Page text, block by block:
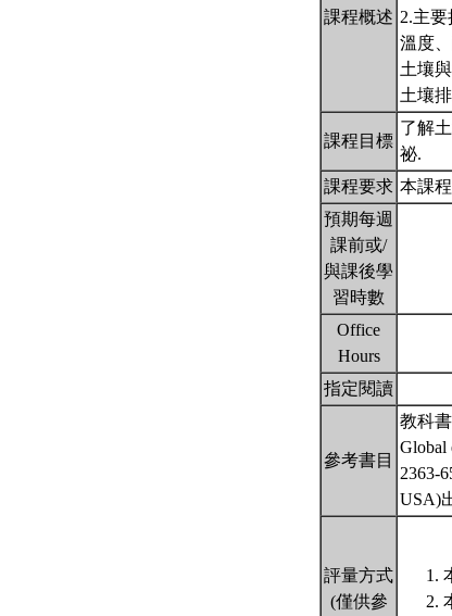
課程概述 2.主
溫度
土壤
土壤
課程目標
了解
祕.
課程要求 本課
預期每週
課前或/
與課後學
習時數
Office
Hours
指定閱讀
參考書目
教科書
Global
2363-
USA)
評量方式
(僅供參